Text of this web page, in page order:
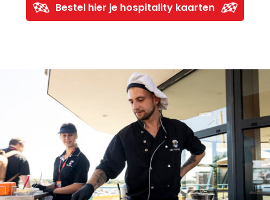
Bestel hier je hospitality kaarten